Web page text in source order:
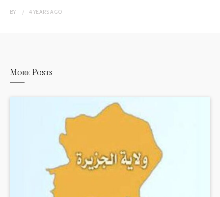
BY 4 YEARSAGO
More Posts